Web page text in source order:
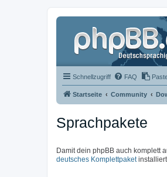
Schnellzugriff FAQ
Startseite Community
Sprachpakete
Damit dein phpBB auch komplett
deutsches Komplettpaketinstalliert